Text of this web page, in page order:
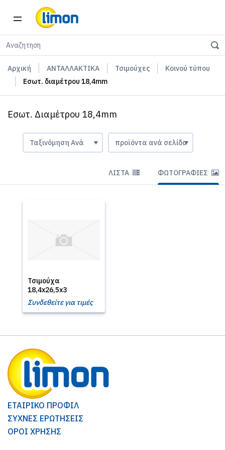
Αρχική ΑΝΤΑΛΛΑΚΤΙΚΑ Τσιμούχες
Κοινού τύπου
Εσωτ. διαμέτρου 18,4mm
Εσωτ. Διαμέτρου 18,4mm
ΛΊΣΤΑ ΦΩΤΟΓΡΑΦΊΕΣ
Τσιμούχα
18,4x26,5x3
Συνδεθείτε για τιμές
ΕΤΑΙΡΙΚΟ ΠΡΟΦΙΛ
ΣΥΧΝΕΣ ΕΡΩΤΗΣΕΙΣ
ΟΡΟΙ ΧΡΗΣΗΣ